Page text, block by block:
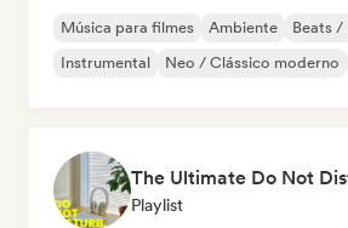
Música para filmes Ambiente
Beats /
Instrumental
Neo / Clássico moderno
Playlist